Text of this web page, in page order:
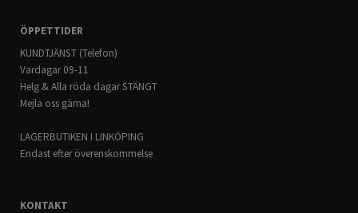
ÖPPETTIDER
KUNDTJÄNST (Telefon)
Vardagar 09-11
Helg & Alla röda dagar STÄNGT
Mejla oss gärna!
LAGERBUTIKEN I LINKÖPING
Endast efter överenskommelse
KONTAKT